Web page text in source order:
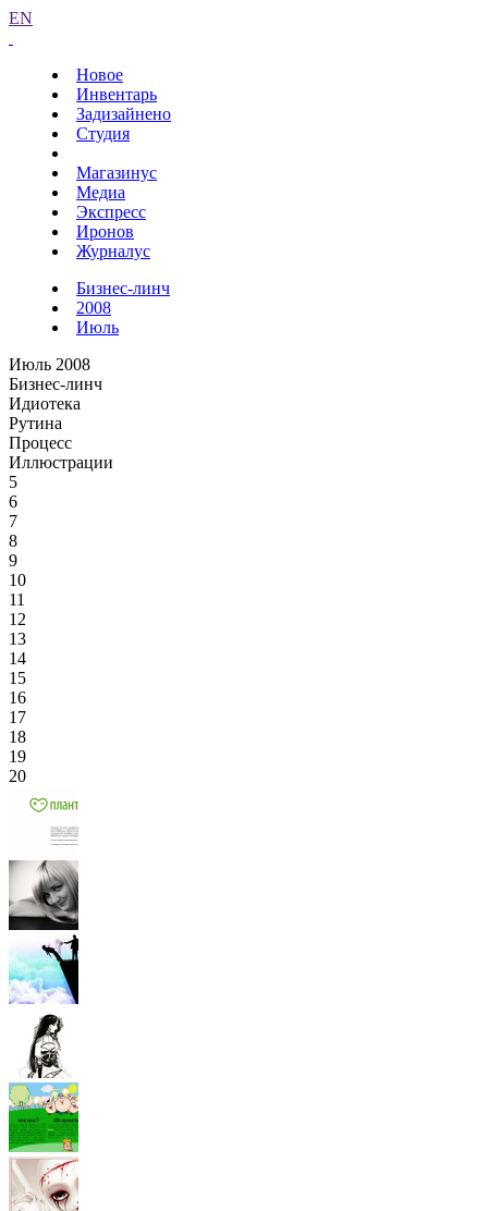
EN
Новое
Инвентарь
Задизайнено
Студия
Магазинус
Медиа
Экспресс
Иронов
Журналус
Бизнес-линч
2008
Июль
Июль 2008
Бизнес-линч
Идиотека
Рутина
Процесс
Иллюстрации
5
6
7
8
9
10
11
12
13
14
15
16
17
18
19
20